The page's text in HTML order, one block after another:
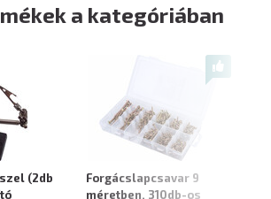
a kategóriában
(2db
Forgácslapcsavar 9
méretben, 310db-os